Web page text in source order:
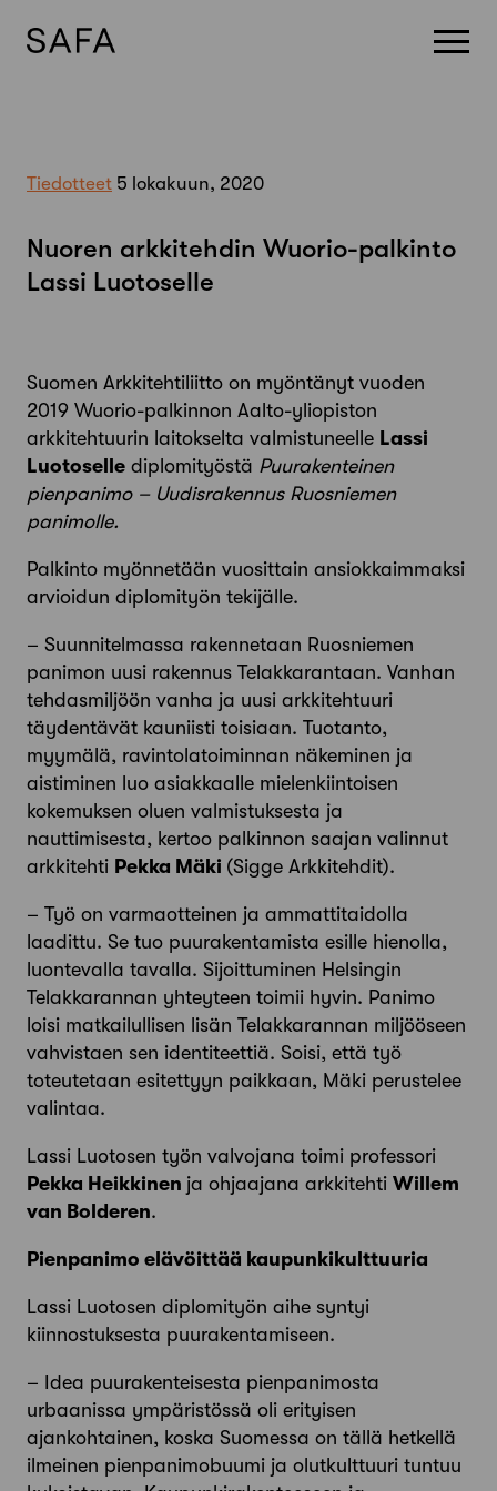
Tiedotteet 5 lokakuun, 2020
Nuoren arkkitehdin Wuorio-palkinto
Lassi Luotoselle
Suomen Arkkitehtiliitto on myöntänyt vuoden
2019 Wuorio-palkinnon Aalto-yliopiston
arkkitehtuurin laitokselta valmistuneelle Lassi
Luotoselle diplomityöstä Puurakenteinen
pienpanimo – Uudisrakennus Ruosniemen
panimolle.
Palkinto myönnetään vuosittain ansiokkaimmaksi
arvioidun diplomityön tekijälle.
– Suunnitelmassa rakennetaan Ruosniemen
panimon uusi rakennus Telakkarantaan. Vanhan
tehdasmiljöön vanha ja uusi arkkitehtuuri
täydentävät kauniisti toisiaan. Tuotanto,
myymälä, ravintolatoiminnan näkeminen ja
aistiminen luo asiakkaalle mielenkiintoisen
kokemuksen oluen valmistuksesta ja
nauttimisesta, kertoo palkinnon saajan valinnut
arkkitehti Pekka Mäki (Sigge Arkkitehdit).
– Työ on varmaotteinen ja ammattitaidolla
laadittu. Se tuo puurakentamista esille hienolla,
luontevalla tavalla. Sijoittuminen Helsingin
Telakkarannan yhteyteen toimii hyvin. Panimo
loisi matkailullisen lisän Telakkarannan miljööseen
vahvistaen sen identiteettiä. Soisi, että työ
toteutetaan esitettyyn paikkaan, Mäki perustelee
valintaa.
Lassi Luotosen työn valvojana toimi professori
Pekka Heikkinen ja ohjaajana arkkitehti Willem
van Bolderen.
Pienpanimo elävöittää kaupunkikulttuuria
Lassi Luotosen diplomityön aihe syntyi
kiinnostuksesta puurakentamiseen.
– Idea puurakenteisesta pienpanimosta
urbaanissa ympäristössä oli erityisen
ajankohtainen, koska Suomessa on tällä hetkellä
ilmeinen pienpanimobuumi ja olutkulttuuri tuntuu